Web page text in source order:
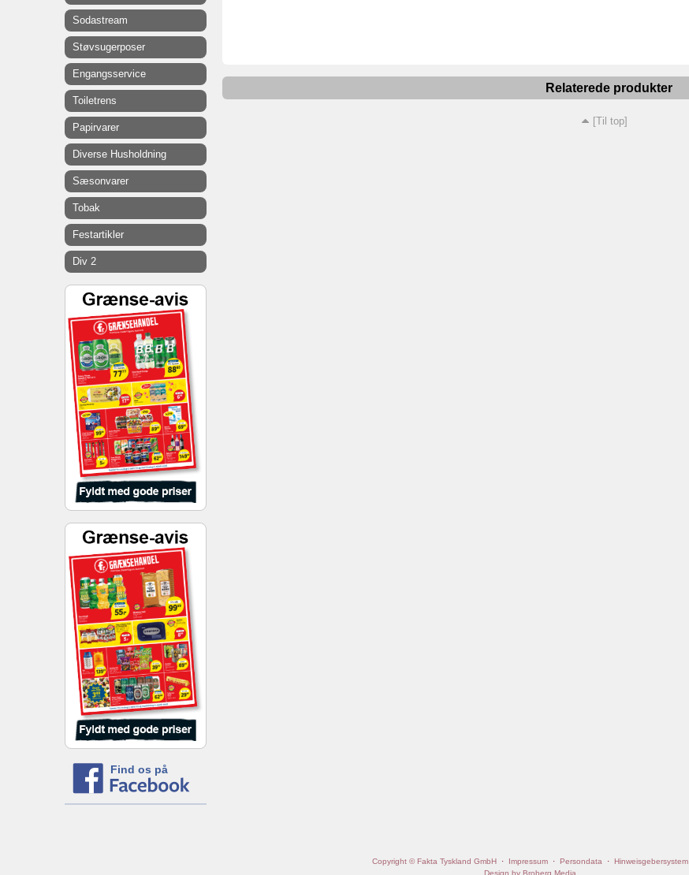
Relaterede produkter
[Til top]
Sodastream
Støvsugerposer
Engangsservice
Toiletrens
Papirvarer
Diverse Husholdning
Sæsonvarer
Tobak
Festartikler
Div 2
Find os på
Copyright © Fakta Tyskland GmbH· Impressum· Persondata · Hinweisgebersystem
Design by Broberg Media